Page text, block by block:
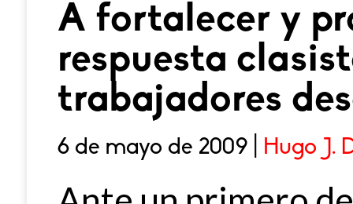
A fortalecer y
respuesta
trabajadores
6 de mayo de 2009 | Hugo J.